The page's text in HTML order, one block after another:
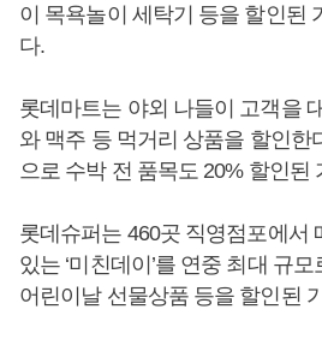
이 목욕놀이 세탁기 등을 할인된
다.
롯데마트는 야외 나들이 고객을
와 맥주 등 먹거리 상품을 할인한
으로 수박 전 품목도 20% 할인된
롯데슈퍼는 460곳 직영점포에서
있는 ‘미친데이’를 연중 최대 규
어린이날 선물상품 등을 할인된